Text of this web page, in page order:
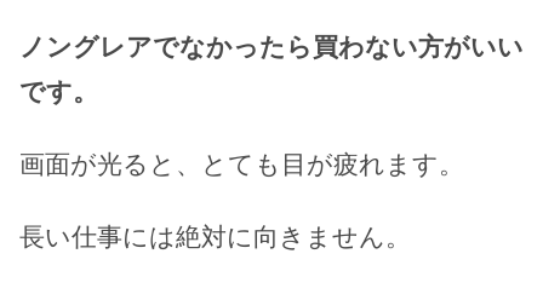
ノングレアでなかったら買わない方がいい
です。
画面が光ると、とても目が疲れます。
長い仕事には絶対に向きません。